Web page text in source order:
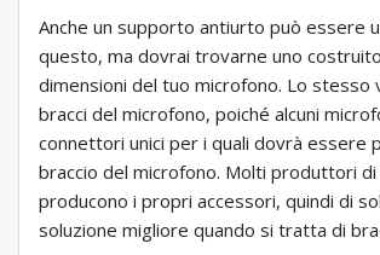
Anche un supporto antiurto può essere
questo, ma dovrai trovarne uno
dimensioni del tuo microfono. Lo stesso
bracci del microfono, poiché alcuni
connettori unici per i quali dovrà essere
braccio del microfono. Molti produttori di
producono i propri accessori, quindi di
soluzione migliore quando si tratta di